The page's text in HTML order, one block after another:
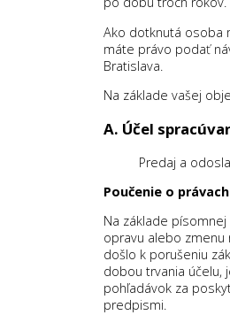
Ako dotknutá osoba
máte právo podať
Bratislava.
Na základe vašej
A. Účel
Predaj a
Poučenie o
Na základe
opravu alebo zmenu
došlo k porušeniu
dobou trvania účelu,
pohľadávok za
predpismi.